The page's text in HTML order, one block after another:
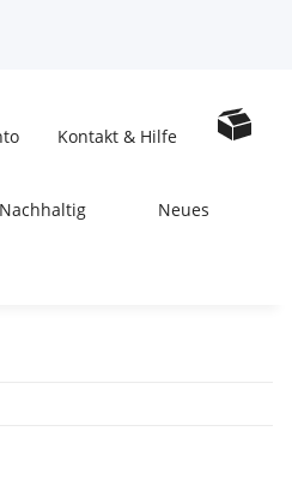
Kontakt & Hilfe
Nachhaltig Neues